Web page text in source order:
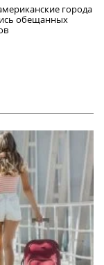
города
обещанных